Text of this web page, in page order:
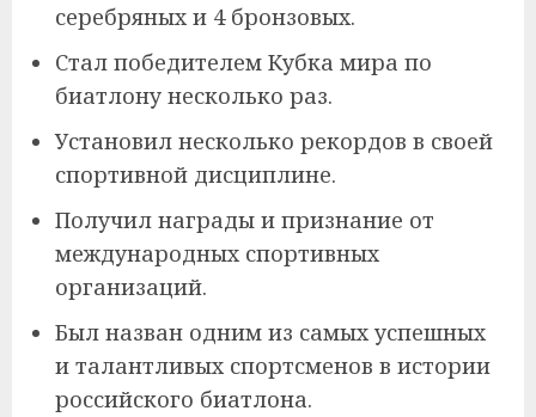
серебряных и 4 бронзовых.
Стал победителем Кубка мира по
биатлону несколько раз.
Установил несколько рекордов в своей
спортивной дисциплине.
Получил награды и признание от
международных спортивных
организаций.
Был назван одним из самых успешных
и талантливых спортсменов в истории
российского биатлона.